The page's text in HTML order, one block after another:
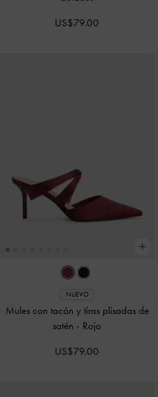
US$79.00
NUEVO
Mules con tacón y tiras plisadas de
satén - Rojo
US$79.00